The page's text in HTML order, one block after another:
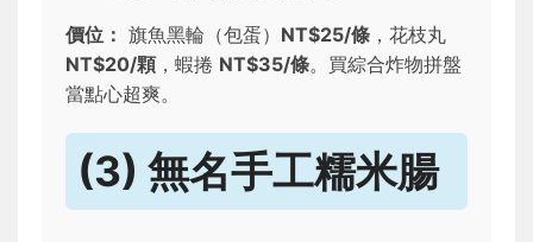
價位： 旗魚黑輪（包蛋） NT$25/條 ，花枝丸
NT$20/顆 ，蝦捲 NT$35/條。買綜合炸物拼盤
當點心超爽。
(3) 無名手工糯米腸